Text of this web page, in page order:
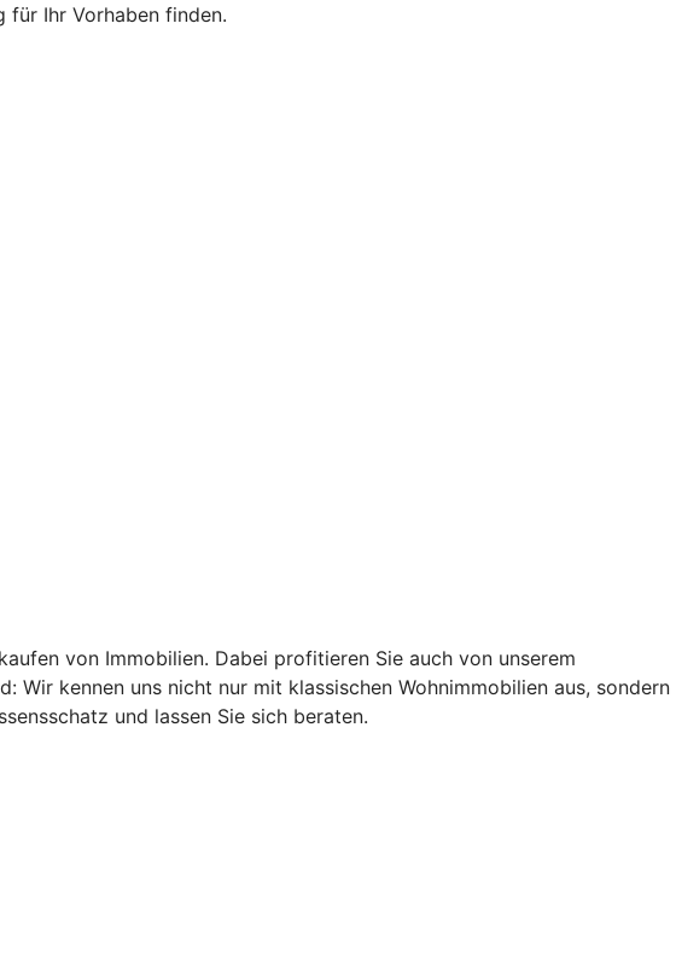
für Ihr Vorhaben finden.
von Immobilien. Dabei profitieren Sie auch von unserem
Wir kennen uns nicht nur mit klassischen Wohnimmobilien aus, sondern
und lassen Sie sich beraten.